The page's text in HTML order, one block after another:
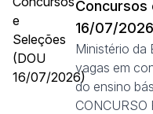
Concursos
16/07/
Ministério da
vagas em
do ensino
CONCURSO